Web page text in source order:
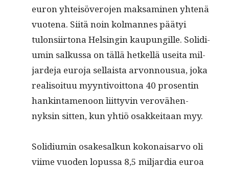
euron yhteisövero­jen mak­sami­nen yht­enä
vuote­na. Siitä noin kol­mannes pää­tyi
tulon­si­ir­tona Helsin­gin kaupungille. Solid­i­
u­min salkus­sa on täl­lä het­kel­lä usei­ta mil­
jarde­ja euro­ja sel­l­aista arvon­nousua, joka
real­isoituu myyn­tivoit­tona 40 pros­entin
han­k­in­ta­menoon liit­tyvin verovähen­
nyksin sit­ten, kun yhtiö osakkeitaan myy.
Solid­i­u­min osake­salkun kokon­ais­ar­vo oli
viime vuo­den lopus­sa 8,5 mil­jar­dia euroa